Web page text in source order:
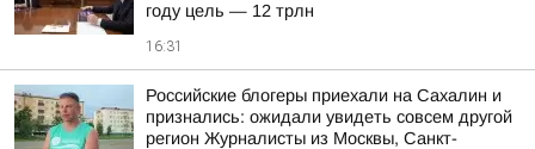
году цель — 12 трлн
16:31
Российские блогеры приехали на Сахалин и
признались: ожидали увидеть совсем другой
регион Журналисты из Москвы, Санкт-